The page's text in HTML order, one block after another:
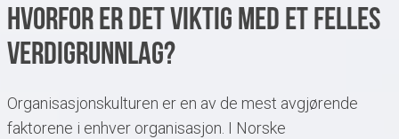
Hvorfor er det viktig med et felles
verdigrunnlag?
Organisasjonskulturen er en av de mest avgjørende
faktorene i enhver organisasjon. I Norske